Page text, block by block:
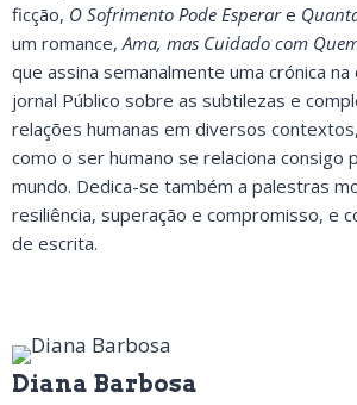
ficção, O Sofrimento Pode Esperare
um romance,Ama, mas Cuidado com
que assina semanalmente uma crónica na
jornal Público sobre as subtilezas e
relações humanas em diversos
como o ser humano se relaciona consigo
mundo. Dedica-se também a palestras
resiliência, superação e compromisso, e
de escrita.
Diana Barbosa